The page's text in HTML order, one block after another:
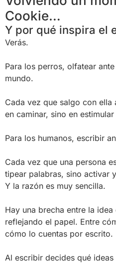
Cookie…
Y por qué inspira el
Verás.
Para los perros, olfatear
mundo.
Cada vez que salgo con ella
en caminar, sino en
Para los humanos, escribir
Cada vez que una persona
tipear palabras, sino activar
Y la razón es muy sencilla.
Hay una brecha entre la
reflejando el papel. Entre
cómo lo cuentas por escrito.
Al escribir decides qué